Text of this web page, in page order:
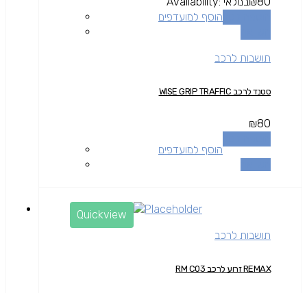
הוסף למועדפים
תושבות לרכב
סטנד לרכב WISE GRIP TRAFFIC
₪80
הוסף למועדפים
Quickview
תושבות לרכב
REMAX זרוע לרכב RM C03